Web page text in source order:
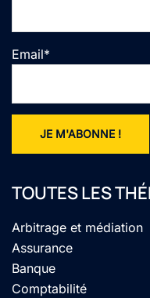
Email*
TOUTES LES
Arbitrage et médiation
Assurance
Banque
Comptabilité